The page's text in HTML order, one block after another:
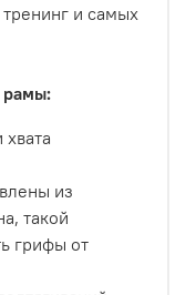
и самых
рамы:
из
такой
грифы от